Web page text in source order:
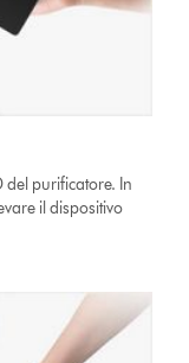
del purificatore. In
il dispositivo